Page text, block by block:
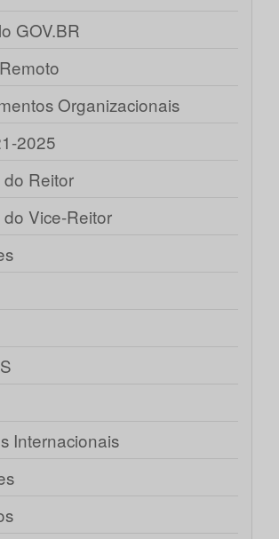
GOV.BR
Organizacionais
2025
Reitor
Vice-Reitor
Internacionais